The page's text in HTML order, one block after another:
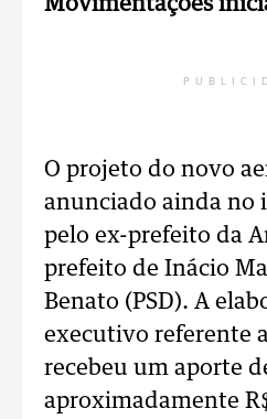
Movimentações
O projeto do novo
anunciado ainda no
pelo ex-prefeito da
prefeito de Inácio
Benato (PSD). A
executivo referente
recebeu um aporte
aproximadamente